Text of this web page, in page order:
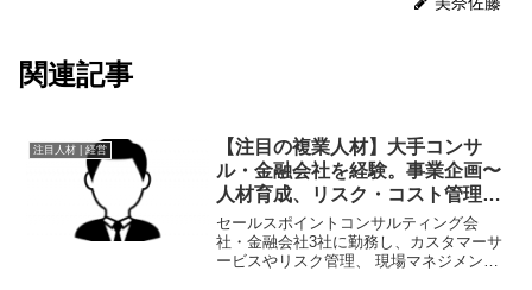
関連記事
注目人材 | 経営
【注目の複業人材】大手コンサ
ル・金融会社を経験。事業企画〜
人材育成、リスク・コスト管理ま
で実施
セールスポイントコンサルティング会
社・金融会社3社に勤務し、カスタマーサ
ービスやリスク管理、 現場マネジメン